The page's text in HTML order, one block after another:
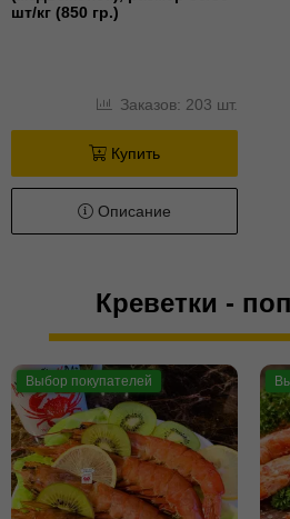
шт/кг (850 гр.)
Заказов: 203 шт.
Купить
Описание
Креветки -
Выбор покупателей